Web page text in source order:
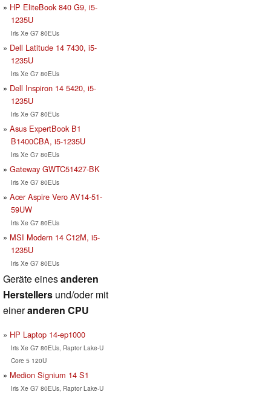
HP EliteBook 840 G9, i5-
1235U
Iris Xe G7 80EUs
Dell Latitude 14 7430, i5-
1235U
Iris Xe G7 80EUs
Dell Inspiron 14 5420, i5-
1235U
Iris Xe G7 80EUs
Asus ExpertBook B1
B1400CBA, i5-1235U
Iris Xe G7 80EUs
Gateway GWTC51427-BK
Iris Xe G7 80EUs
Acer Aspire Vero AV14-51-
59UW
Iris Xe G7 80EUs
MSI Modern 14 C12M, i5-
1235U
Iris Xe G7 80EUs
Geräte einesanderen
Herstellers und/oder mit
eineranderen CPU
HP Laptop 14-ep1000
Iris Xe G7 80EUs, Raptor Lake-U
Core 5 120U
Medion Signium 14 S1
Iris Xe G7 80EUs, Raptor Lake-U